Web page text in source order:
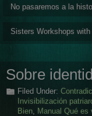
No pasaremos a la
Sisters Workshops with
Sobre
Filed Under:
Invisibilización
Bien, Manual Qué es